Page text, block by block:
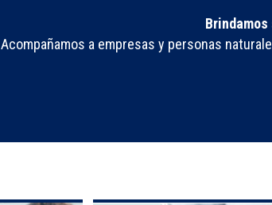
Acompañamos a empresas y personas